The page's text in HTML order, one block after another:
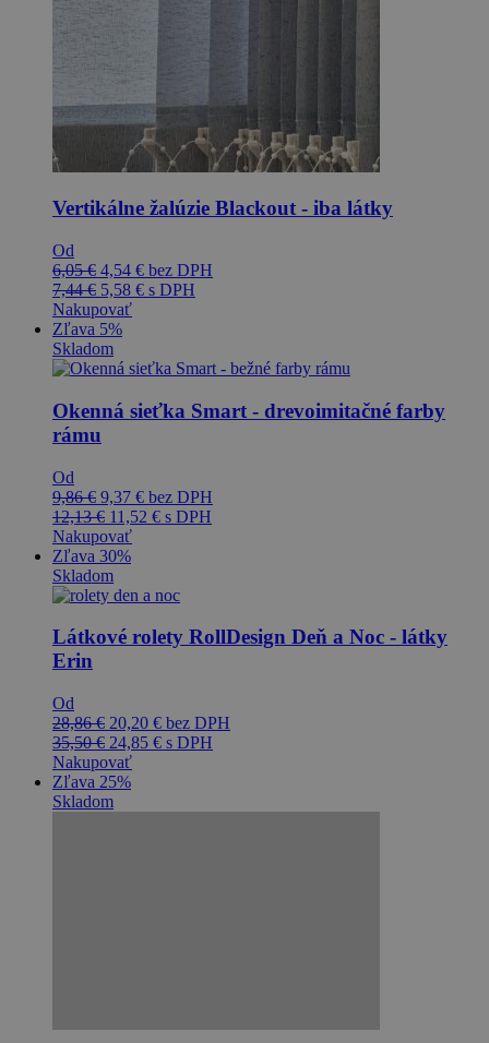
Vertikálne žalúzie Blackout - iba látky
Od
6,05€ 4,54 € bez DPH
7,44€ 5,58 € s DPH
Nakupovať
Zľava 5%
Skladom
Okenná sieťka Smart - drevoimitačné farby
rámu
Od
9,86€ 9,37 € bez DPH
12,13€ 11,52 € s DPH
Nakupovať
Zľava 30%
Skladom
Látkové rolety RollDesign Deň a Noc - látky
Erin
Od
28,86€ 20,20 € bez DPH
35,50€ 24,85 € s DPH
Nakupovať
Zľava 25%
Skladom